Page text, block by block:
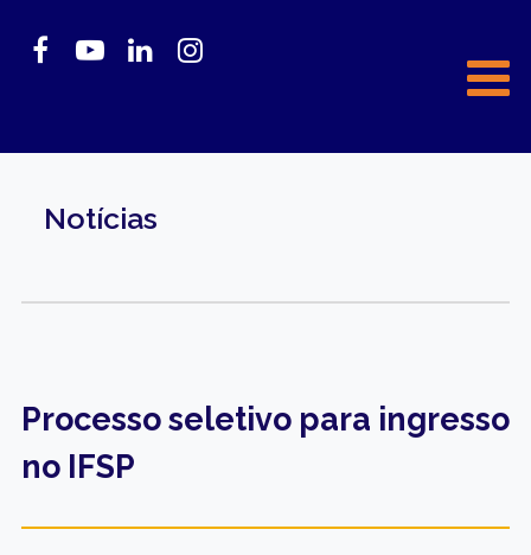
Notícias
Processo seletivo para ingresso
no IFSP